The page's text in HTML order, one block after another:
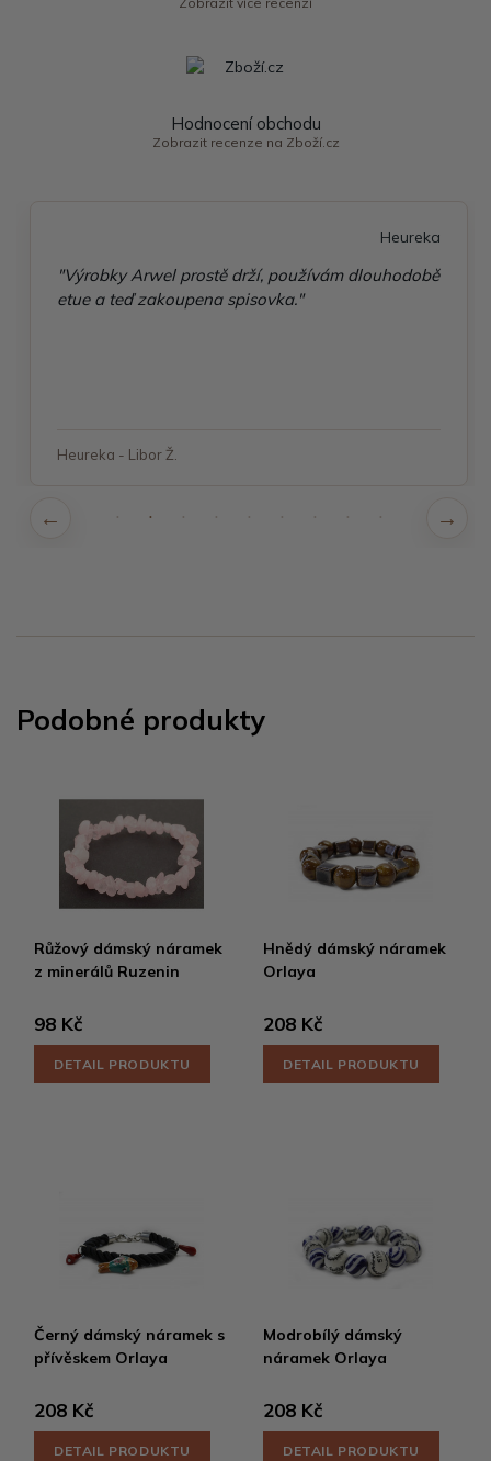
Hodnocení obchodu
Zobrazit recenze na Zboží.cz
Heureka
"Výrobky Arwel prostě drží, používám dlouhodobě
etue a teď zakoupena spisovka."
Heureka - Libor Ž.
Podobné produkty
Růžový dámský náramek
z minerálů Ruzenin
98 Kč
DETAIL PRODUKTU
Hnědý dámský náramek
Orlaya
208 Kč
DETAIL PRODUKTU
Černý dámský náramek s
přívěskem Orlaya
208 Kč
DETAIL PRODUKTU
Modrobílý dámský
náramek Orlaya
208 Kč
DETAIL PRODUKTU